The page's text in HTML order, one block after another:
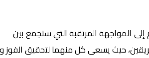
المواجهة المرتقبة التي ستجمع بين
حيث يسعى كل منهما لتحقيق الفوز